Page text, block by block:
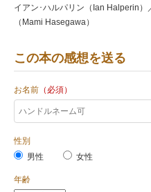
イアン･ハルパリン（Ian Halperin）
（Mami Hasegawa）
この本の感想を送る
お名前 （必須）
性別
男性
女性
年齢